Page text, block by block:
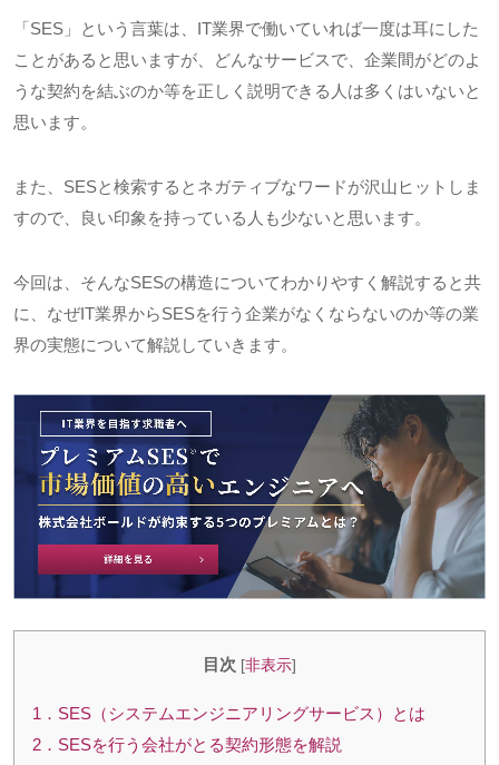
「SES 」という言葉は、 IT業界で働いていれば一度は耳にした
ことがあると思いますが、どんなサービスで、企業間がどのよ
うな契約を結ぶのか等を正しく説明できる人は多くはいないと
思います。
また、 SESと検索するとネガティブなワードが沢山ヒットしま
すので、良い印象を持っている人も少ないと思います。
今回は、そんなSESの構造についてわかりやすく解説すると共
に、なぜIT業界からSESを行う企業がなくならないのか等の業
界の実態について解説していきます。
目次 [非表示]
1．SES（システムエンジニアリングサービス）とは
2．SESを行う会社がとる契約形態を解説